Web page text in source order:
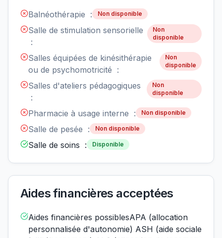
Balnéothérapie : Non disponible
Salle de stimulation sensorielle
:
Non
disponible
Salles équipées de kinésithérapie
ou de psychomotricité :
Non
disponible
Salles d'ateliers pédagogiques
:
Non
disponible
Pharmacie à usage interne : Non disponible
Salle de pesée : Non disponible
Salle de soins : Disponible
Aides financières acceptées
Aides financières possiblesAPA (allocation
personnalisée d'autonomie) ASH (aide sociale